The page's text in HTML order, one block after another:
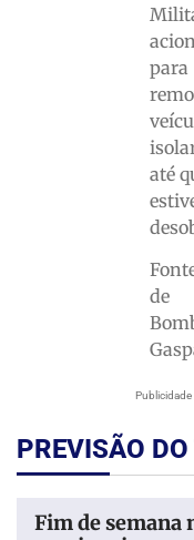
Publicidade
para
até
de
PREVISÃO
Fim de semana